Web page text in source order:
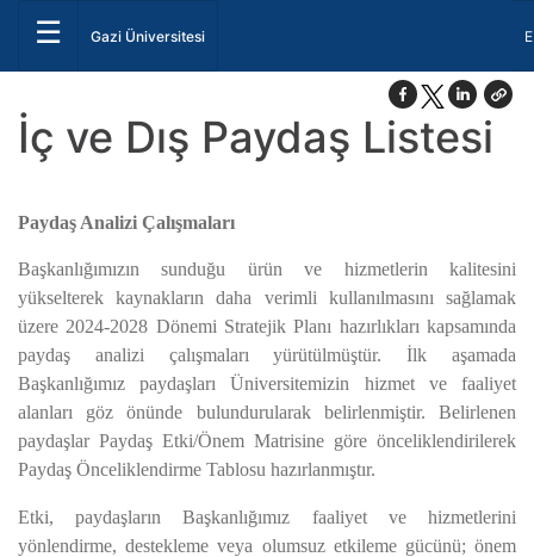
☰ Gazi Üniversitesi
İç ve Dış Paydaş Listesi
Paydaş Analizi Çalışmaları
Başkanlığımızın sunduğu ürün ve hizmetlerin kalitesini
yükselterek kaynakların daha verimli kullanılmasını sağlamak
üzere 2024-2028 Dönemi Stratejik Planı hazırlıkları kapsamında
paydaş analizi çalışmaları yürütülmüştür. İlk aşamada
Başkanlığımız paydaşları Üniversitemizin hizmet ve faaliyet
alanları göz önünde bulundurularak belirlenmiştir. Belirlenen
paydaşlar Paydaş Etki/Önem Matrisine göre önceliklendirilerek
Paydaş Önceliklendirme Tablosu hazırlanmıştır.
Etki, paydaşların Başkanlığımız faaliyet ve hizmetlerini
yönlendirme, destekleme veya olumsuz etkileme gücünü; önem